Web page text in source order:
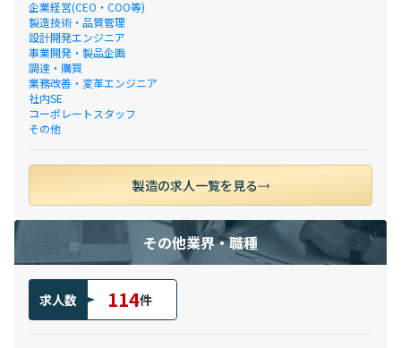
企業経営(CEO・COO等)
製造技術・品質管理
設計開発エンジニア
事業開発・製品企画
調達・購買
業務改善・変革エンジニア
社内SE
コーポレートスタッフ
その他
製造の求人一覧を見る
その他業界・職種
求人数 114件